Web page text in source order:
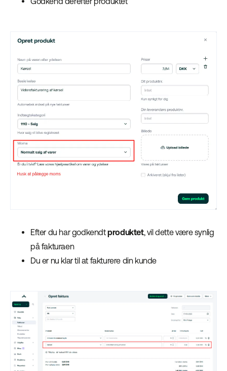
Efter du har godkendtproduktet, vil dette være synlig
på fakturaen
Du er nu klar til at fakturere din kunde